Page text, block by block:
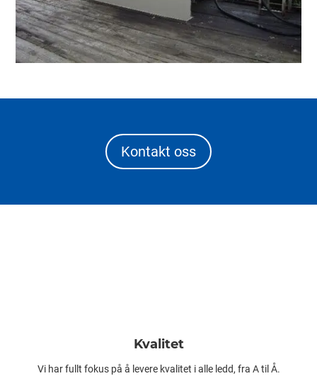
Kontakt oss
Kvalitet
Vi har fullt fokus på å levere kvalitet i alle ledd, fra A til Å.